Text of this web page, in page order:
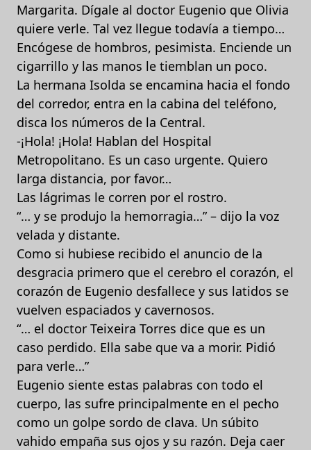
Margarita. Dígale al doctor Eugenio que Olivia
quiere verle. Tal vez llegue todavía a tiempo…
Encógese de hombros, pesimista. Enciende un
cigarrillo y las manos le tiemblan un poco.
La hermana Isolda se encamina hacia el fondo
del corredor, entra en la cabina del teléfono,
disca los números de la Central.
-¡Hola! ¡Hola! Hablan del Hospital
Metropolitano. Es un caso urgente. Quiero
larga distancia, por favor…
Las lágrimas le corren por el rostro.
“… y se produjo la hemorragia…” – dijo la voz
velada y distante.
Como si hubiese recibido el anuncio de la
desgracia primero que el cerebro el corazón, el
corazón de Eugenio desfallece y sus latidos se
vuelven espaciados y cavernosos.
“… el doctor Teixeira Torres dice que es un
caso perdido. Ella sabe que va a morir. Pidió
para verle…”
Eugenio siente estas palabras con todo el
cuerpo, las sufre principalmente en el pecho
como un golpe sordo de clava. Un súbito
vahido empaña sus ojos y su razón. Deja caer